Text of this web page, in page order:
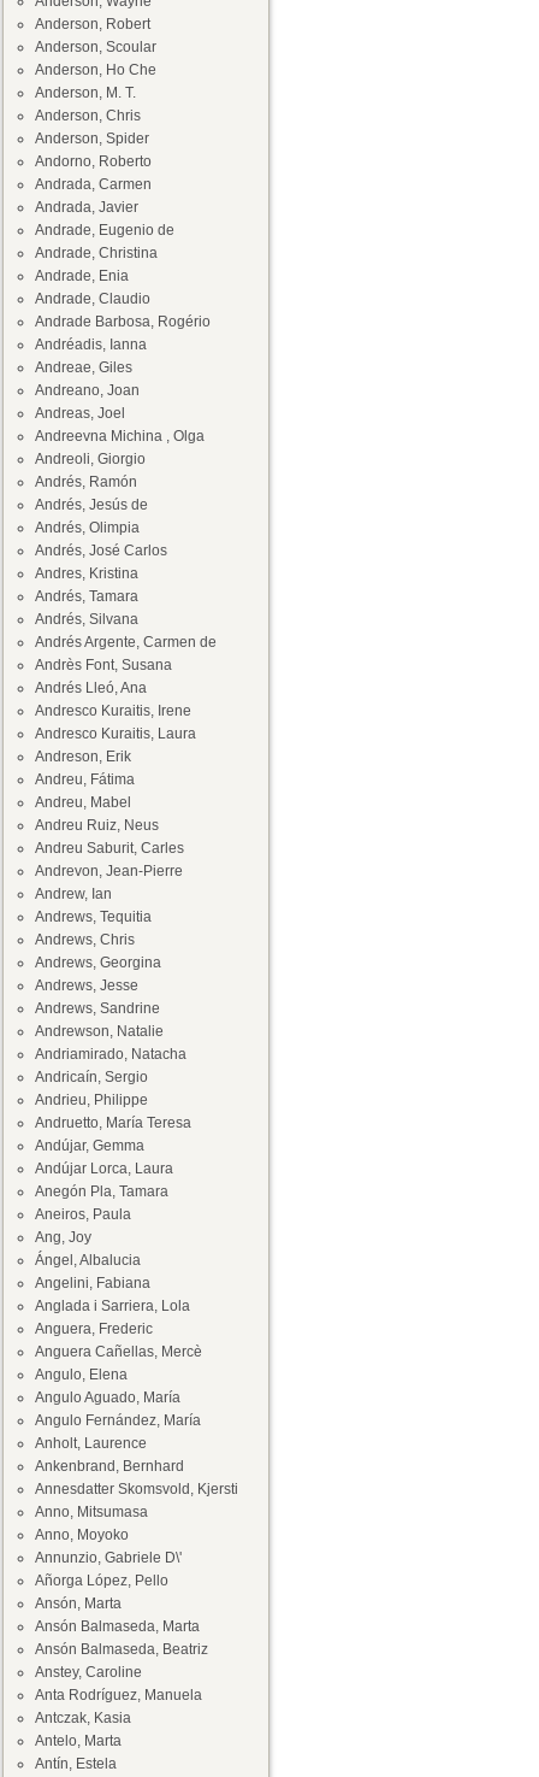
Anderson, Robert
Anderson, Scoular
Anderson, Ho Che
Anderson, M. T.
Anderson, Chris
Anderson, Spider
Andorno, Roberto
Andrada, Carmen
Andrada, Javier
Andrade, Eugenio de
Andrade, Christina
Andrade, Enia
Andrade, Claudio
Andrade Barbosa, Rogério
Andréadis, Ianna
Andreae, Giles
Andreano, Joan
Andreas, Joel
Andreevna Michina , Olga
Andreoli, Giorgio
Andrés, Ramón
Andrés, Jesús de
Andrés, Olimpia
Andrés, José Carlos
Andres, Kristina
Andrés, Tamara
Andrés, Silvana
Andrés Argente, Carmen de
Andrès Font, Susana
Andrés Lleó, Ana
Andresco Kuraitis, Irene
Andresco Kuraitis, Laura
Andreson, Erik
Andreu, Fátima
Andreu, Mabel
Andreu Ruiz, Neus
Andreu Saburit, Carles
Andrevon, Jean-Pierre
Andrew, Ian
Andrews, Tequitia
Andrews, Chris
Andrews, Georgina
Andrews, Jesse
Andrews, Sandrine
Andrewson, Natalie
Andriamirado, Natacha
Andricaín, Sergio
Andrieu, Philippe
Andruetto, María Teresa
Andújar, Gemma
Andújar Lorca, Laura
Anegón Pla, Tamara
Aneiros, Paula
Ang, Joy
Ángel, Albalucia
Angelini, Fabiana
Anglada i Sarriera, Lola
Anguera, Frederic
Anguera Cañellas, Mercè
Angulo, Elena
Angulo Aguado, María
Angulo Fernández, María
Anholt, Laurence
Ankenbrand, Bernhard
Annesdatter Skomsvold, Kjersti
Anno, Mitsumasa
Anno, Moyoko
Annunzio, Gabriele D\'
Añorga López, Pello
Ansón, Marta
Ansón Balmaseda, Marta
Ansón Balmaseda, Beatriz
Anstey, Caroline
Anta Rodríguez, Manuela
Antczak, Kasia
Antelo, Marta
Antín, Estela